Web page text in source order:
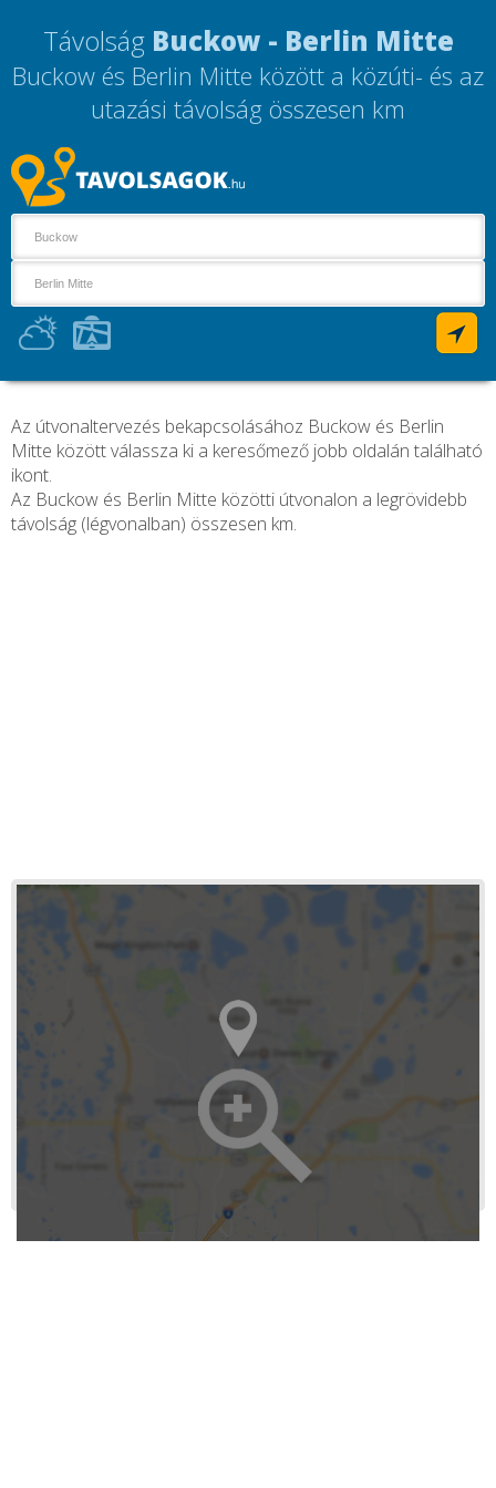
Távolság Buckow - Berlin Mitte
Buckow és Berlin Mitte között a közúti- és az
utazási távolság összesen km
Az útvonaltervezés bekapcsolásához Buckow és Berlin
Mitte között válassza ki a keresőmező jobb oldalán található
ikont.
Az Buckow és Berlin Mitte közötti útvonalon a legrövidebb
távolság (légvonalban) összesen km.